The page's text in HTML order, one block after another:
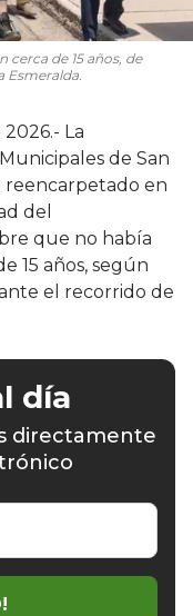
de 15 años, de
Esmeralda.
La
de San
reencarpetado en
del
que no había
15 años, según
el recorrido de
día
directamente